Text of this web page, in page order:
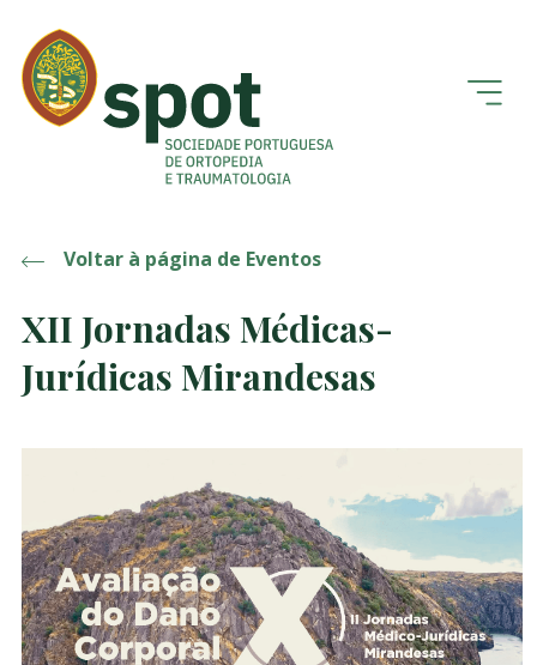
Voltar à página de Eventos
XII Jornadas Médicas-
Jurídicas Mirandesas